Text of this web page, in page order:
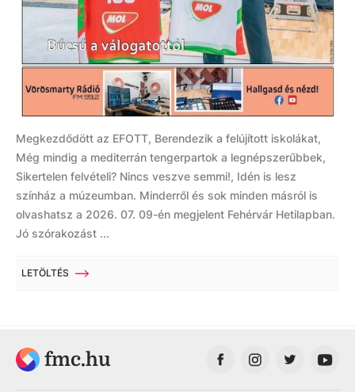
Megkezdődött az EFOTT, Berendezik a felújított iskolákat,
Még mindig a mediterrán tengerpartok a legnépszerűbbek,
Sikertelen felvételi? Nincs veszve semmi!, Idén is lesz
színház a múzeumban. Minderről és sok minden másról is
olvashatsz a 2026. 07. 09-én megjelent Fehérvár Hetilapban.
Jó szórakozást ...
LETÖLTÉS
fmc.hu